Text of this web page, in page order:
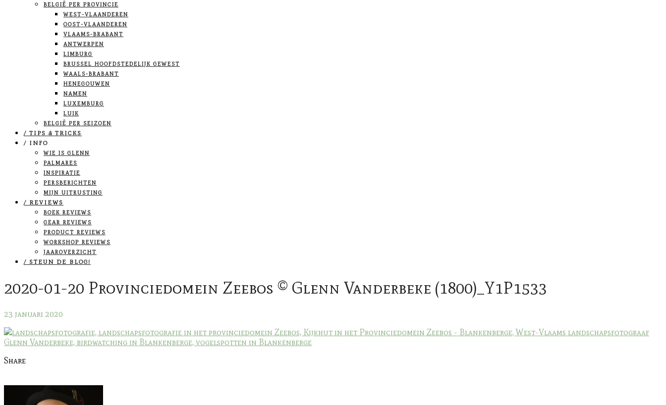
BELGIË PER PROVINCIE
WEST-VLAANDEREN
OOST-VLAANDEREN
VLAAMS-BRABANT
ANTWERPEN
LIMBURG
BRUSSEL HOOFDSTEDELIJK GEWEST
WAALS-BRABANT
HENEGOUWEN
NAMEN
LUXEMBURG
LUIK
BELGIË PER SEIZOEN
/ TIPS & TRICKS
/ INFO
WIE IS GLENN
PALMARES
INSPIRATIE
PERSBERICHTEN
MIJN UITRUSTING
/ REVIEWS
BOEK REVIEWS
GEAR REVIEWS
PRODUCT REVIEWS
WORKSHOP REVIEWS
JAAROVERZICHT
/ STEUN DE BLOG!
2020-01-20 Provinciedomein Zeebos © Glenn Vanderbeke (1800)_Y1P1533
23 januari 2020
Share